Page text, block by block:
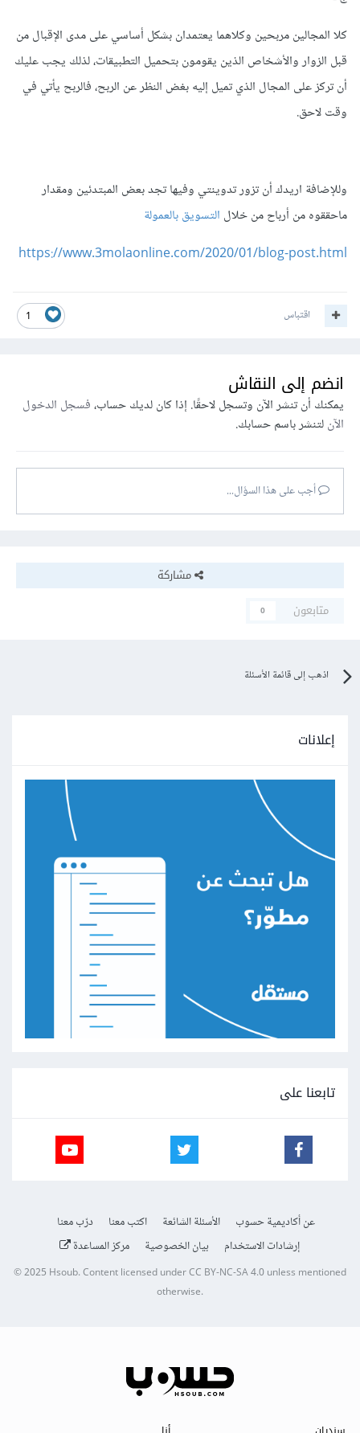
كلا المجالين مربحين وكلاهما يعتمدان بشكل أساسي على مدى الإقبال من
قبل الزوار والأشخاص الذين يقومون بتحميل التطبيقات، لذلك يجب عليك
أن تركز على المجال الذي تميل إليه بغض النظر عن الربح، فالربح يأتي في
وقت لاحق.
وللإضافة اريدك أن تزور تدوينتي وفيها تجد بعض المبتدئين ومقدار
ماحققوه من أرباح من خلال التسويق بالعمولة
https://www.3molaonline.com/2020/01/blog-post.html
1 اقتباس
انضم إلى النقاش
يمكنك أن تنشر الآن وتسجل لاحقًا. إذا كان لديك حساب،فسجل الدخول
الآنلتنشر باسم حسابك.
أجب على هذا السؤال...
مشاركة
متابعون
0
اذهب إلى قائمة الأسئلة
إعلانات
تابعنا على
عن أكاديمية حسوب الأسئلة الشائعة اكتب معنا
درّب معنا
إرشادات الاستخدام
بيان الخصوصية مركز المساعدة
© 2025Hsoub.Content licensed underCC BY-NC-SA 4.0unless mentioned
otherwise.